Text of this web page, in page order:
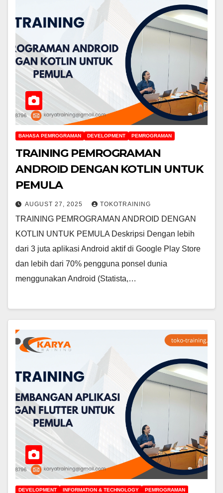
BAHASA PEMROGRAMAN DEVELOPMENT PEMROGRAMAN
TRAINING PEMROGRAMAN
ANDROID DENGAN KOTLIN UNTUK
PEMULA
AUGUST 27, 2025 TOKOTRAINING
TRAINING PEMROGRAMAN ANDROID DENGAN
KOTLIN UNTUK PEMULA Deskripsi Dengan lebih
dari 3 juta aplikasi Android aktif di Google Play Store
dan lebih dari 70% pengguna ponsel dunia
menggunakan Android (Statista,…
DEVELOPMENT INFORMATION & TECHNOLOGY
PEMROGRAMAN